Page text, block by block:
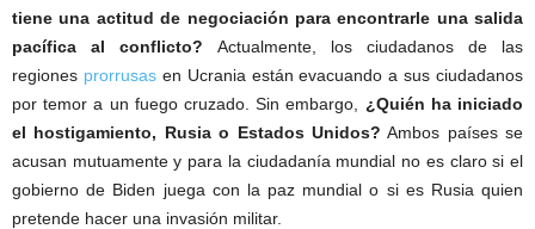
tiene una actitud de negociación para encontrarle una salida
pacífica al conflicto? Actualmente, los ciudadanos de las
regiones prorrusasen Ucrania están evacuando a sus ciudadanos
por temor a un fuego cruzado. Sin embargo, ¿Quién ha iniciado
el hostigamiento, Rusia o Estados Unidos? Ambos países se
acusan mutuamente y para la ciudadanía mundial no es claro si el
gobierno de Biden juega con la paz mundial o si es Rusia quien
pretende hacer una invasión militar.